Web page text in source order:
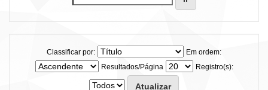
Classificar por:
Em ordem:
Resultados/Página
Registro(s):